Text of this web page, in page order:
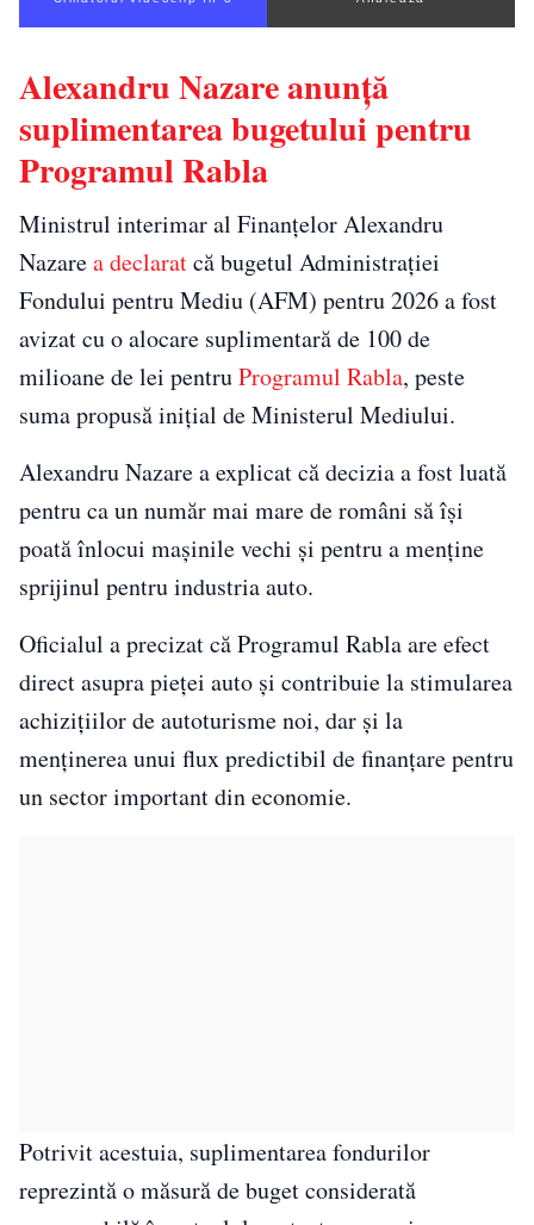
Alexandru Nazare anunță
suplimentarea bugetului pentru
Programul Rabla
Ministrul interimar al Finanțelor Alexandru
Nazarea declaratcă bugetul Administrației
Fondului pentru Mediu (AFM) pentru 2026 a fost
avizat cu o alocare suplimentară de 100 de
milioane de lei pentruProgramul Rabla, peste
suma propusă inițial de Ministerul Mediului.
Alexandru Nazare a explicat că decizia a fost luată
pentru ca un număr mai mare de români să își
poată înlocui mașinile vechi și pentru a menține
sprijinul pentru industria auto.
Oficialul a precizat că Programul Rabla are efect
direct asupra pieței auto și contribuie la stimularea
achizițiilor de autoturisme noi, dar și la
menținerea unui flux predictibil de finanțare pentru
un sector important din economie.
Potrivit acestuia, suplimentarea fondurilor
reprezintă o măsură de buget considerată